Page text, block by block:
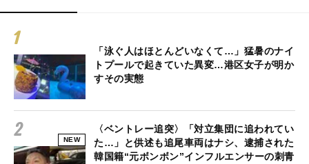
「泳ぐ人はほとんどいなくて…」猛暑のナイ
トプールで起きていた異変…港区女子が明か
すその実態
NEW
〈ベントレー追突〉「対立集団に追われてい
た…」と供述も追尾車両はナシ、逮捕された
韓国籍“元ボンボン”インフルエンサーの刺青